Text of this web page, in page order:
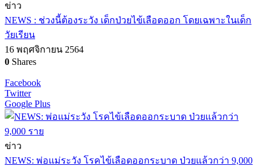
ข่าว
NEWS : ช่วงนี้ต้องระวัง เด็กป่วยไข้เลือดออก โดยเฉพาะในเด็ก
วัยเรียน
16 พฤศจิกายน 2564
0 Shares
Facebook
Twitter
Google Plus
ข่าว
NEWS: พ่อแม่ระวัง โรคไข้เลือดออกระบาด ป่วยแล้วกว่า 9,000